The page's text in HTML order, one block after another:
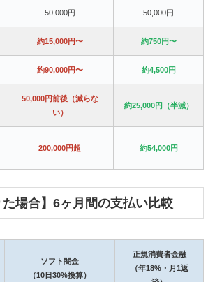
50,000円 50,000円
約15,000円〜 約750円〜
約90,000円〜 約4,500円
50,000円前後（減らな
い）
約25,000円（半減）
200,000円超 約54,000円
た場合】6ヶ月間の支払い比較
ソフト闇金
（10日30%換算）
正規消費者金融
（年18%・月1返